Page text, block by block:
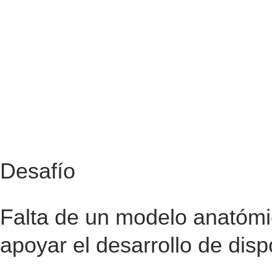
Desafío
Falta de un modelo
apoyar el desarrollo de